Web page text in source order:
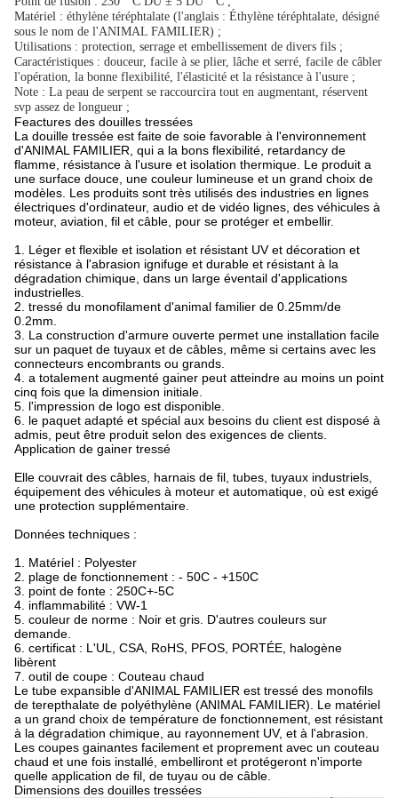
Matériel : éthylène téréphtalate (l'anglais : Éthylène téréphtalate, désigné
sous le nom de l'ANIMAL FAMILIER) ;
Utilisations : protection, serrage et embellissement de divers fils ;
Caractéristiques : douceur, facile à se plier, lâche et serré, facile de câbler
l'opération, la bonne flexibilité, l'élasticité et la résistance à l'usure ;
Note : La peau de serpent se raccourcira tout en augmentant, réservent
svp assez de longueur ;
Feactures des douilles tressées
La douille tressée est faite de soie favorable à l'environnement
d'ANIMAL FAMILIER, qui a la bons flexibilité, retardancy de
flamme, résistance à l'usure et isolation thermique. Le produit a
une surface douce, une couleur lumineuse et un grand choix de
modèles. Les produits sont très utilisés des industries en lignes
électriques d'ordinateur, audio et de vidéo lignes, des véhicules à
moteur, aviation, fil et câble, pour se protéger et embellir.
1. Léger et flexible et isolation et résistant UV et décoration et
résistance à l'abrasion ignifuge et durable et résistant à la
dégradation chimique, dans un large éventail d'applications
industrielles.
2. tressé du monofilament d'animal familier de 0.25mm/de
0.2mm.
3. La construction d'armure ouverte permet une installation facile
sur un paquet de tuyaux et de câbles, même si certains avec les
connecteurs encombrants ou grands.
4. a totalement augmenté gainer peut atteindre au moins un point
cinq fois que la dimension initiale.
5. l'impression de logo est disponible.
6. le paquet adapté et spécial aux besoins du client est disposé à
admis, peut être produit selon des exigences de clients.
Application de gainer tressé
Elle couvrait des câbles, harnais de fil, tubes, tuyaux industriels,
équipement des véhicules à moteur et automatique, où est exigé
une protection supplémentaire.
Données techniques :
1. Matériel : Polyester
2. plage de fonctionnement : - 50C - +150C
3. point de fonte : 250C+-5C
4. inflammabilité : VW-1
5. couleur de norme : Noir et gris. D'autres couleurs sur
demande.
6. certificat : L'UL, CSA, RoHS, PFOS, PORTÉE, halogène
libèrent
7. outil de coupe : Couteau chaud
Le tube expansible d'ANIMAL FAMILIER est tressé des monofils
de terepthalate de polyéthylène (ANIMAL FAMILIER). Le matériel
a un grand choix de température de fonctionnement, est résistant
à la dégradation chimique, au rayonnement UV, et à l'abrasion.
Les coupes gainantes facilement et proprement avec un couteau
chaud et une fois installé, embelliront et protégeront n'importe
quelle application de fil, de tuyau ou de câble.
Dimensions des douilles tressées